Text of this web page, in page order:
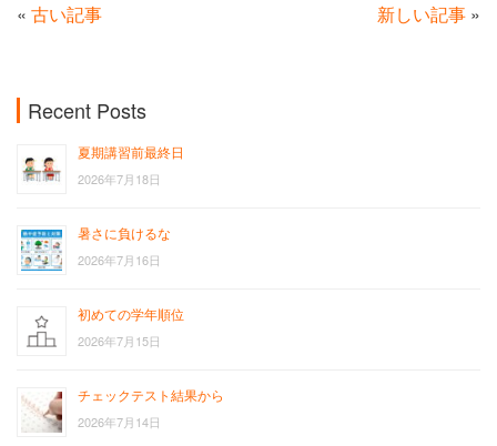
« 古い記事 新しい記事 »
Recent Posts
夏期講習前最終日
2026年7月18日
暑さに負けるな
2026年7月16日
初めての学年順位
2026年7月15日
チェックテスト結果から
2026年7月14日